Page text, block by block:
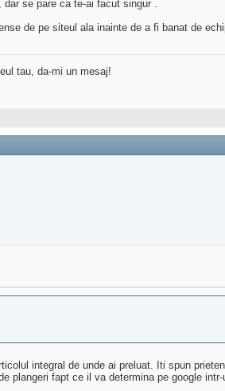
se pare ca te-ai facut singur .
de pe siteul ala inainte de a fi banat de
tau, da-mi un mesaj!
integral de unde ai preluat. Iti spun
fapt ce il va determina pe google